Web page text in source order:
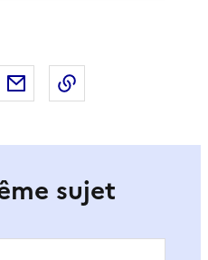
X sur LinkedIn
Partager par email
sujet